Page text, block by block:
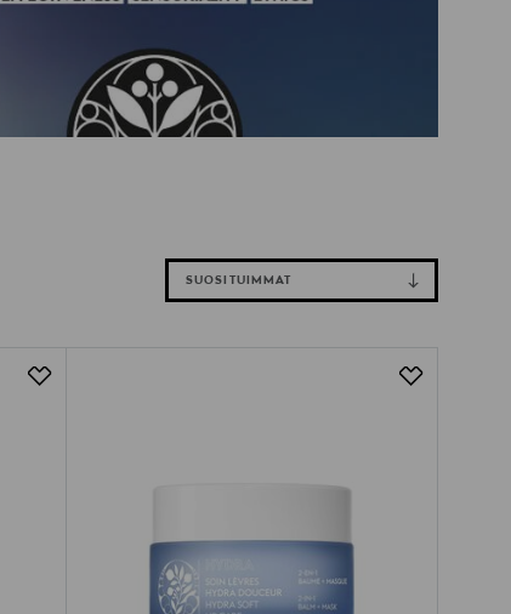
SUOSITUIMMAT